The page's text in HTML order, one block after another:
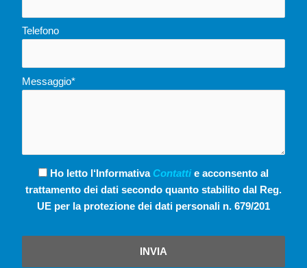
Telefono
Messaggio*
Ho letto l‘Informativa Contattie acconsento al
trattamento dei dati secondo quanto stabilito dal Reg.
UE per la protezione dei dati personali n. 679/201
INVIA